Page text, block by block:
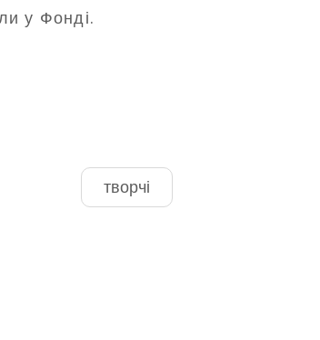
у Фонді.
творчі